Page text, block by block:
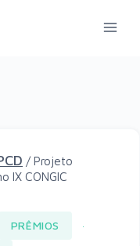
/ Projeto
IX CONGIC
PRÊMIOS ·